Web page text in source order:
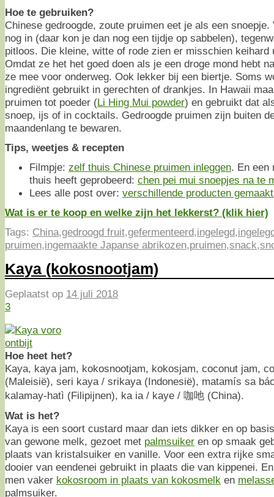
Hoe te gebruiken?
Chinese gedroogde, zoute pruimen eet je als een
nog in (daar kon je dan nog een tijdje op sabbelen),
pitloos. Die kleine, witte of rode zien er misschien keihard
Omdat ze het het goed doen als je een droge mond hebt
ze mee voor onderweg. Ook lekker bij een biertje. Soms
ingrediënt gebruikt in gerechten of drankjes. In Hawaii
pruimen tot poeder (Li Hing Mui powder) en gebruikt dat
snoep, ijs of in cocktails. Gedroogde pruimen zijn buiten
maandenlang te bewaren.
Tips, weetjes & recepten
Filmpje: zelf thuis Chinese pruimen inleggen. En een
thuis heeft geprobeerd: chen pei mui snoepjes na te
Lees alle post over: verschillende producten
Wat is er te koop en welke zijn het lekkerst? (klik hier)
Tags: China,gedroogd fruit,gefermenteerd,ingelegd,
pruimen,ingemaakte Japanse abrikozen,pruimen,snack,
Kaya (kokosnootjam)
Geplaatst op 14 juli 2018
3
Hoe heet het?
Kaya, kaya jam, kokosnootjam, kokosjam, coconut jam,
(Maleisië), seri kaya / srikaya (Indonesië), matamís sa
kalamay-hatì (Filipijnen), ka ia / kaye / 咖吔 (China).
Wat is het?
Kaya is een soort custard maar dan iets dikker en op
van gewone melk, gezoet met palmsuiker en op smaak
plaats van kristalsuiker en vanille. Voor een extra rijke
dooier van eendenei gebruikt in plaats die van kippenei.
men vaker kokosroom in plaats van kokosmelk en
palmsuiker.